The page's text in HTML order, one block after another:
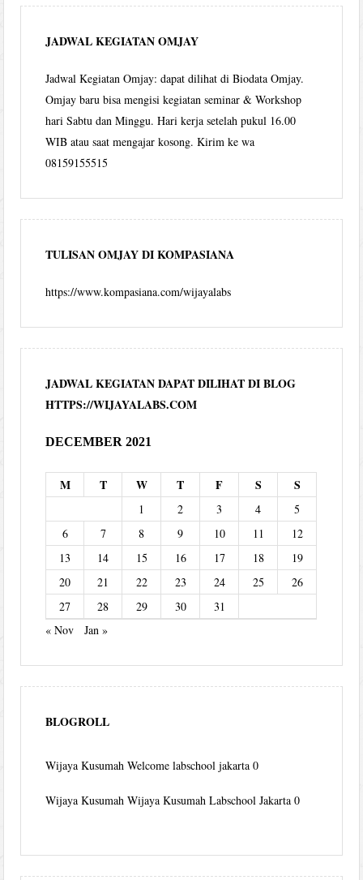
JADWAL KEGIATAN OMJAY
Jadwal Kegiatan Omjay: dapat dilihat di Biodata Omjay.
Omjay baru bisa mengisi kegiatan seminar & Workshop
hari Sabtu dan Minggu. Hari kerja setelah pukul 16.00
WIB atau saat mengajar kosong. Kirim ke wa
08159155515
TULISAN OMJAY DI KOMPASIANA
https://www.kompasiana.com/wijayalabs
JADWAL KEGIATAN DAPAT DILIHAT DI BLOG
HTTPS://WIJAYALABS.COM
DECEMBER 2021
M T W T F S S
1 2 3 4
5
6
7 8 9 10 11
12
13
14 15 16 17 18
19
20
21 22 23 24 25
26
27
28 29 30
31
« Nov
Jan »
BLOGROLL
Wijaya Kusumah Welcome labschool jakarta 0
Wijaya Kusumah Wijaya Kusumah Labschool Jakarta 0